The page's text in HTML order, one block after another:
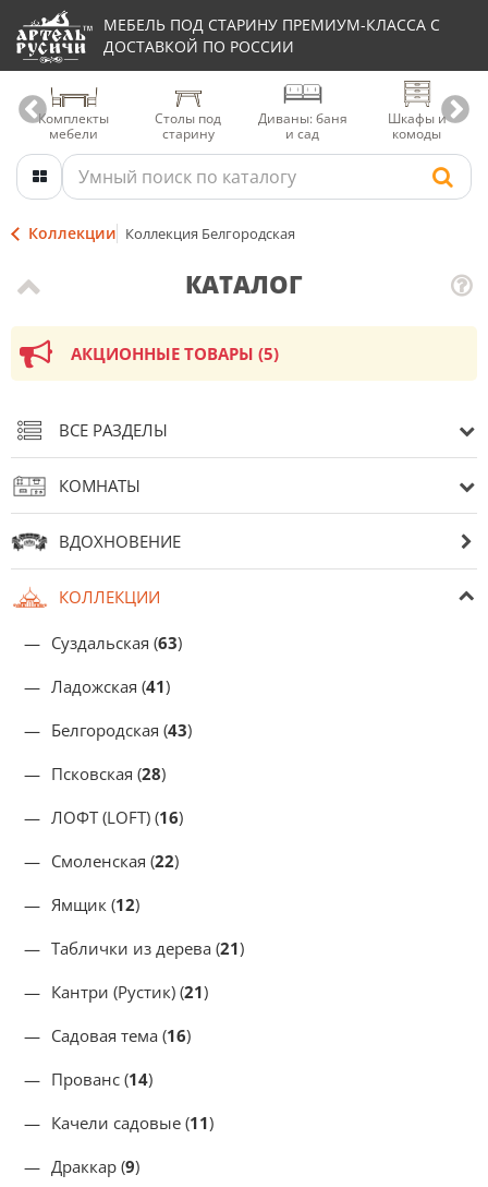
МЕБЕЛЬ ПОД СТАРИНУ ПРЕМИУМ-КЛАССА С
ДОСТАВКОЙ ПО РОССИИ
Комплекты
мебели
Столы под
старину
Диваны: баня
и сад
Шкафы и
комоды
Коллекции Коллекция Белгородская
КАТАЛОГ
АКЦИОННЫЕ ТОВАРЫ (5)
ВСЕ РАЗДЕЛЫ
КОЛЛЕКЦИИ
Суздальская (63)
Ладожская (41)
Белгородская (43)
Псковская (28)
ЛОФТ (LOFT) (16)
Смоленская (22)
Ямщик (12)
Таблички из дерева (21)
Кантри (Рустик) (21)
Садовая тема (16)
Прованс (14)
Качели садовые (11)
Драккар (9)
КОМНАТЫ
ВДОХНОВЕНИЕ